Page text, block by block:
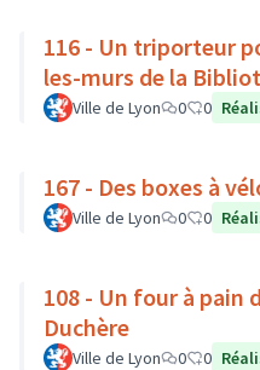
116 - Un triporteur
les-murs de la
Ville de Lyon 0 0
167 - Des boxes à
Ville de Lyon 0 0
108 - Un four à pain
Duchère
Ville de Lyon 0 0